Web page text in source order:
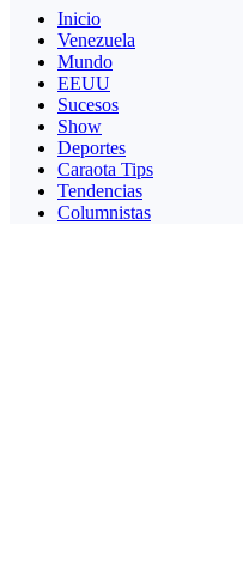
Inicio
Venezuela
Mundo
EEUU
Sucesos
Show
Deportes
Caraota Tips
Tendencias
Columnistas